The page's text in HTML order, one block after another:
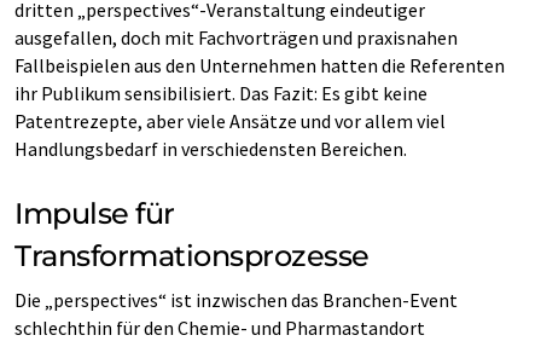
dritten „perspectives“-Veranstaltung eindeutiger
ausgefallen, doch mit Fachvorträgen und praxisnahen
Fallbeispielen aus den Unternehmen hatten die Referenten
ihr Publikum sensibilisiert. Das Fazit: Es gibt keine
Patentrezepte, aber viele Ansätze und vor allem viel
Handlungsbedarf in verschiedensten Bereichen.
Impulse für
Transformationsprozesse
Die „perspectives“ ist inzwischen das Branchen-Event
schlechthin für den Chemie- und Pharmastandort